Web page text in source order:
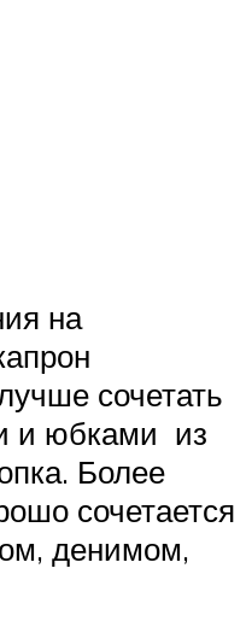
на
сочетать
и юбками из
Более
сочетается
денимом,